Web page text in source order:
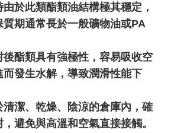
於此類酯類油結構極其穩定，
期通常長於一般礦物油或PA
後酯類具有強極性，容易吸收空
而發生水解，導致潤滑性能下
清潔、乾燥、陰涼的倉庫內，確
避免與高溫和空氣直接接觸。